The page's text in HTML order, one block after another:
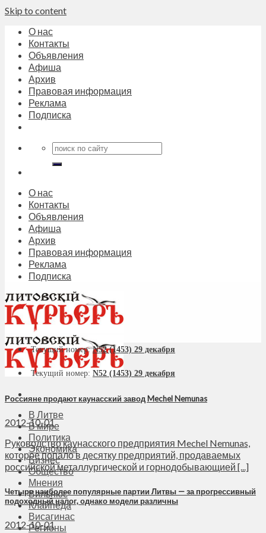
Skip to content
О нас
Контакты
Объявления
Афиша
Архив
Правовая информация
Реклама
Подписка
О нас
Контакты
Объявления
Афиша
Архив
Правовая информация
Реклама
Подписка
В Литве
В мире
Политика
Экономика
Бизнес
Общество
Мнения
Вильнюс
Клайпеда
Висагинас
Регионы
Текущий номер:N52 (1453) 29 декабря
Текущий номер: N52 (1453) 29 декабря
Россияне продают каунасский завод Mechel Nemunas
2012-10-01
Руководство каунасского предприятия Mechel Nemunas,
которое попало в десятку предприятий, продаваемых
российской металлургической и горнодобывающией [...]
Четыре наиболее популярные партии Литвы — за прогрессивный
подоходный налог, однако модели различны
2012-10-01